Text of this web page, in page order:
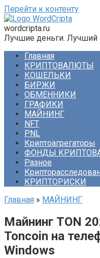
Перейти к контенту
wordcripta.ru
Лучшие деньги. Лучший
Главная
КРИПТОВАЛЮТЫ
КОШЕЛЬКИ
БИРЖИ
ОБМЕННИКИ
ГРАФИКИ
МАЙНИНГ
NFT
PNL
Криптоагрегаторы
ФОНДЫ
Разное
КРИПТОРИСКИ
Главная » МАЙНИНГ
Майнинг TON
Toncoin на
Windows